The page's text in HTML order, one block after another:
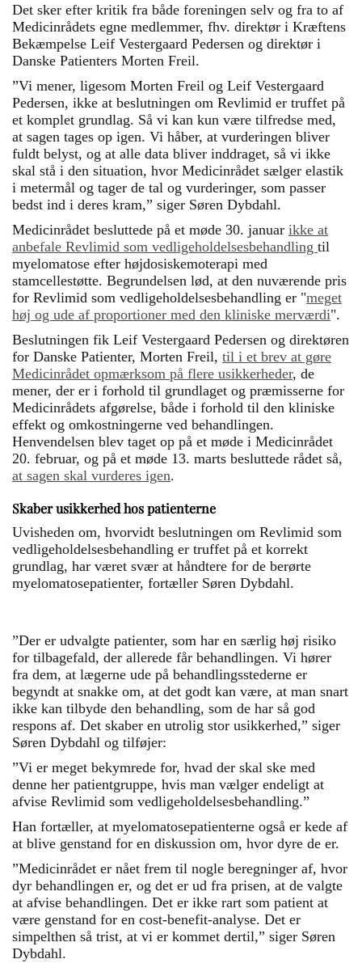
Det sker efter kritik fra både foreningen selv og fra to af
Medicinrådets egne medlemmer, fhv. direktør i Kræftens
Bekæmpelse Leif Vestergaard Pedersen og direktør i
Danske Patienters Morten Freil.
”Vi mener, ligesom Morten Freil og Leif Vestergaard
Pedersen, ikke at beslutningen om Revlimid er truffet på
et komplet grundlag. Så vi kan kun være tilfredse med,
at sagen tages op igen. Vi håber, at vurderingen bliver
fuldt belyst, og at alle data bliver inddraget, så vi ikke
skal stå i den situation, hvor Medicinrådet sælger elastik
i metermål og tager de tal og vurderinger, som passer
bedst ind i deres kram,” siger Søren Dybdahl.
Medicinrådet besluttede på et møde 30. januar ikke at
anbefale Revlimid som vedligeholdelsesbehandling til
myelomatose efter højdosiskemoterapi med
stamcellestøtte. Begrundelsen lød, at den nuværende pris
for Revlimid som vedligeholdelsesbehandling er "meget
høj og ude af proportioner med den kliniske merværdi".
Beslutningen fik Leif Vestergaard Pedersen og direktøren
for Danske Patienter, Morten Freil, til i et brev at gøre
Medicinrådet opmærksom på flere usikkerheder, de
mener, der er i forhold til grundlaget og præmisserne for
Medicinrådets afgørelse, både i forhold til den kliniske
effekt og omkostningerne ved behandlingen.
Henvendelsen blev taget op på et møde i Medicinrådet
20. februar, og på et møde 13. marts besluttede rådet så,
at sagen skal vurderes igen.
Skaber usikkerhed hos patienterne
Uvisheden om, hvorvidt beslutningen om Revlimid som
vedligeholdelsesbehandling er truffet på et korrekt
grundlag, har været svær at håndtere for de berørte
myelomatosepatienter, fortæller Søren Dybdahl.
”Der er udvalgte patienter, som har en særlig høj risiko
for tilbagefald, der allerede får behandlingen. Vi hører
fra dem, at lægerne ude på behandlingsstederne er
begyndt at snakke om, at det godt kan være, at man snart
ikke kan tilbyde den behandling, som de har så god
respons af. Det skaber en utrolig stor usikkerhed,” siger
Søren Dybdahl og tilføjer:
”Vi er meget bekymrede for, hvad der skal ske med
denne her patientgruppe, hvis man vælger endeligt at
afvise Revlimid som vedligeholdelsesbehandling.”
Han fortæller, at myelomatosepatienterne også er kede af
at blive genstand for en diskussion om, hvor dyre de er.
”Medicinrådet er nået frem til nogle beregninger af, hvor
dyr behandlingen er, og det er ud fra prisen, at de valgte
at afvise behandlingen. Det er ikke rart som patient at
være genstand for en cost-benefit-analyse. Det er
simpelthen så trist, at vi er kommet dertil,” siger Søren
Dybdahl.